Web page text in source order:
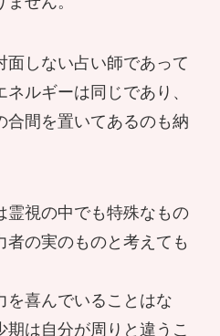
手入れ方法
た動くひな人形 そ
いしたい！ そんな
？
任者選びと滝行の
面しない占い師であって
ルギーは同じであり、
合間を置いてあるのも納
霊視の中でも特殊なもの
者の実のものと考えても
を喜んでいることはな
期は自分が周りと違うこ